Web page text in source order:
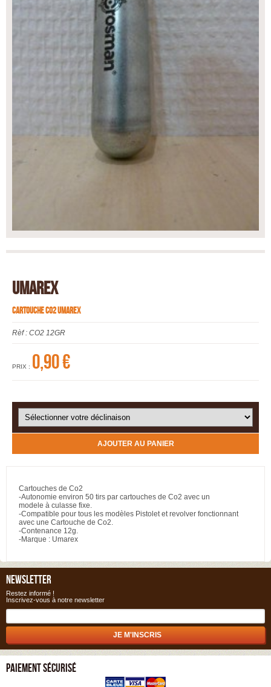
UMAREX
CARTOUCHE CO2 UMAREX
Rèf : CO2 12GR
PRIX : 0,90 €
AJOUTER AU PANIER
Cartouches de Co2
-Autonomie environ 50 tirs par cartouches de Co2 avec un
modele à culasse fixe.
-Compatible pour tous les modèles Pistolet et revolver fonctionnant
avec une Cartouche de Co2.
-Contenance 12g.
-Marque : Umarex
NEWSLETTER
Restez informé !
Inscrivez-vous à notre newsletter
PAIEMENT SÉCURISÉ